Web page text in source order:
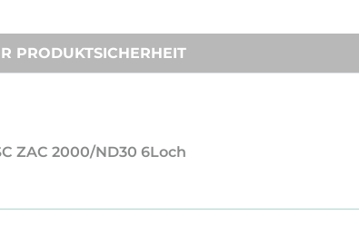
PRODUKTSICHERHEIT
ZAC 2000/ND30 6Loch